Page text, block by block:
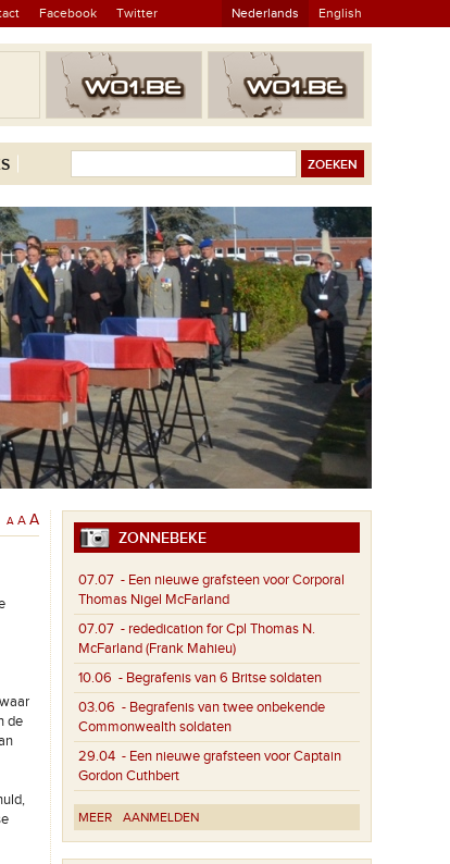
Facebook Twitter Nederlands English
A A A
de
ZONNEBEKE
07.07 - Een nieuwe grafsteen voor Corporal
Thomas Nigel McFarland
07.07 - rededication for Cpl Thomas N.
McFarland (Frank Mahieu)
10.06 - Begrafenis van 6 Britse soldaten
03.06 - Begrafenis van twee onbekende
Commonwealth soldaten
29.04 - Een nieuwe grafsteen voor Captain
Gordon Cuthbert
MEER AANMELDEN